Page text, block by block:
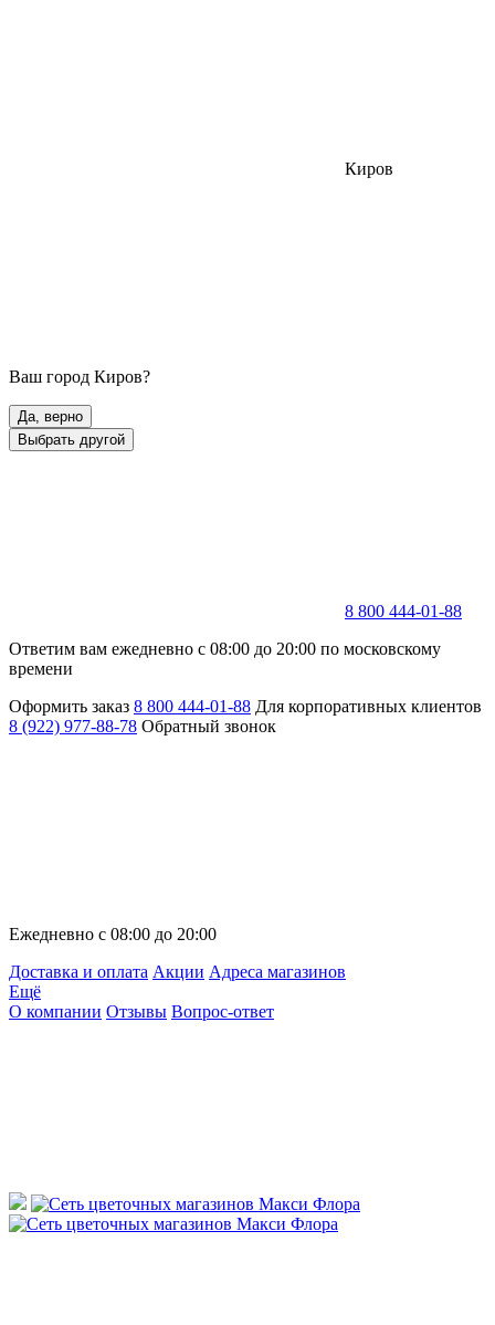
Киров
Ваш город Киров?
Да, верно
Выбрать другой
8 800 444-01-88
Ответим вам ежедневно с 08:00 до 20:00 по московскому
времени
Оформить заказ 8 800 444-01-88 Для корпоративных клиентов
8 (922) 977-88-78 Обратный звонок
Ежедневно с 08:00 до 20:00
Доставка и оплата Акции Адреса магазинов
Ещё
О компании Отзывы Вопрос-ответ